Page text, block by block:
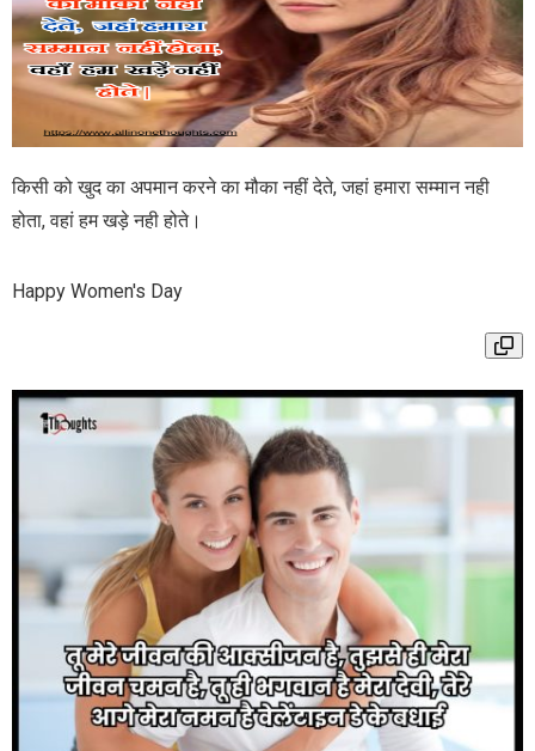
किसी को खुद का अपमान करने का मौका नहीं देते, जहां हमारा सम्मान नही
होता, वहां हम खड़े नही होते।
Happy Women's Day